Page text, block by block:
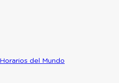
Horarios del Mundo